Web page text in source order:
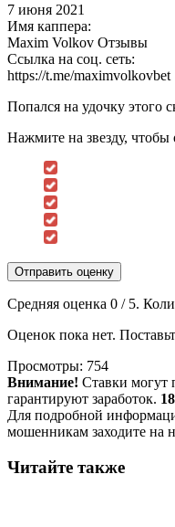
7 июня 2021
Имя каппера:
Maxim Volkov Отзывы
Ссылка на соц. сеть:
https://t.me/maximvolkovbet
Попался на удочку этого
Нажмите на звезду, чтобы
Отправить оценку
Средняя оценка 0 / 5.
Оценок пока нет.
Просмотры: 754
Внимание! Ставки могут
гарантируют заработок.
Для подробной
мошенникам заходите на
Читайте также